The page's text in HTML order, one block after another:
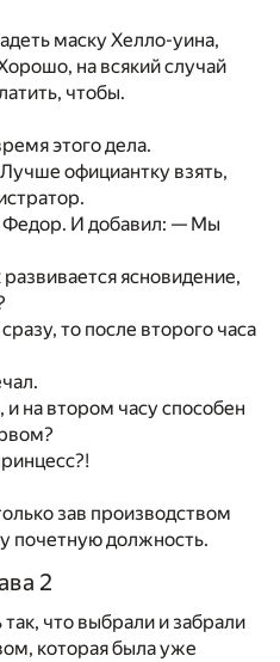
маску Хелло-уина,
на всякий случай
чтобы.
этого дела.
официантку взять,
Федор. И добавил: — Мы
ясновидение,
то после второго часа
на втором часу способен
зав производством
почетную должность.
2
что выбрали и забрали
которая была уже